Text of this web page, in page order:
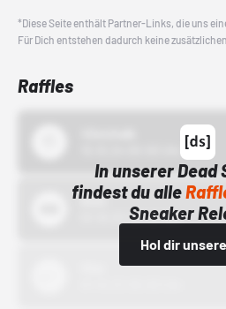
*Diese Seite enthält Partner-Links, die uns
Für Dich entstehen dadurch keine
Raffles
In unserer Dead
findest du alle
Sneaker
Hol dir
Bstn
01.10.22 00:00 Uhr